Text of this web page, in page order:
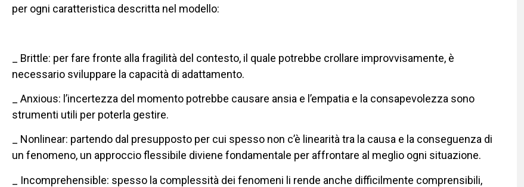
per ogni caratteristica descritta nel modello:
_ Brittle: per fare fronte alla fragilità del contesto, il quale potrebbe crollare improvvisamente, è
necessario sviluppare la capacità di adattamento.
_ Anxious: l’incertezza del momento potrebbe causare ansia e l’empatia e la consapevolezza sono
strumenti utili per poterla gestire.
_ Nonlinear: partendo dal presupposto per cui spesso non c’è linearità tra la causa e la conseguenza di
un fenomeno, un approccio flessibile diviene fondamentale per affrontare al meglio ogni situazione.
_ Incomprehensible: spesso la complessità dei fenomeni li rende anche difficilmente comprensibili,